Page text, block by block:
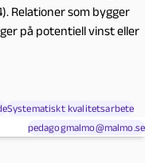
Relationer som bygger
på potentiell vinst eller
Systematiskt kvalitetsarbete
pedagogmalmo@malmo.se